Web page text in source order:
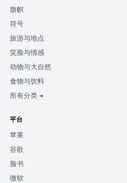
旗帜
符号
旅游与地点
笑脸与情感
动物与大自然
食物与饮料
所有分类 →
平台
苹果
谷歌
脸书
微软